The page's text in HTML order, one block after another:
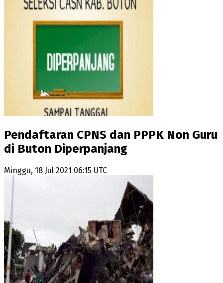
Pendaftaran CPNS dan PPPK Non Guru
di Buton Diperpanjang
Minggu, 18 Jul 2021 06:15 UTC